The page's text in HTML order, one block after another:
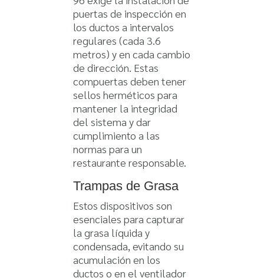
puertas de inspección en
los ductos a intervalos
regulares (cada 3.6
metros) y en cada cambio
de dirección. Estas
compuertas deben tener
sellos herméticos para
mantener la integridad
del sistema y dar
cumplimiento a las
normas para un
restaurante responsable.
Trampas de Grasa
Estos dispositivos son
esenciales para capturar
la grasa líquida y
condensada, evitando su
acumulación en los
ductos o en el ventilador